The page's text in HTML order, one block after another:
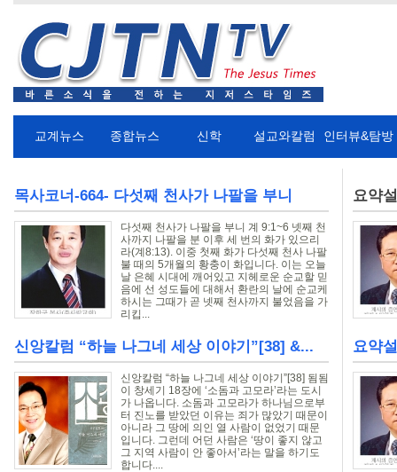
교계뉴스 종합뉴스 신학 설교와칼럼 인터뷰&탐방
목사코너-664- 다섯째 천사가 나팔을 부니
다섯째 천사가 나팔을 부니 계 9:1~6 넷째 천
사까지 나팔을 분 이후 세 번의 화가 있으리
라(계8:13). 이중 첫째 화가 다섯째 천사 나팔
불 때의 5개월의 황충이 화입니다. 이는 오늘
날 은혜 시대에 깨어있고 지헤로운 순교할 믿
음에 선 성도들에 대해서 환란의 날에 순교케
하시는 그때가 곧 넷째 천사까지 불었음을 가
리킵...
신앙칼럼 “하늘 나그네 세상 이야기”[38] &...
신앙칼럼 “하늘 나그네 세상 이야기”[38] 됨됨
이 창세기 18장에 ‘소돔과 고모라’라는 도시
가 나옵니다. 소돔과 고모라가 하나님으로부
터 진노를 받았던 이유는 죄가 많았기 때문이
아니라 그 땅에 의인 열 사람이 없었기 때문
입니다. 그런데 어던 사람은 ‘땅이 좋지 않고
그 지역 사람이 안 좋아서’라는 말을 하기도
합니다....
요약
요약